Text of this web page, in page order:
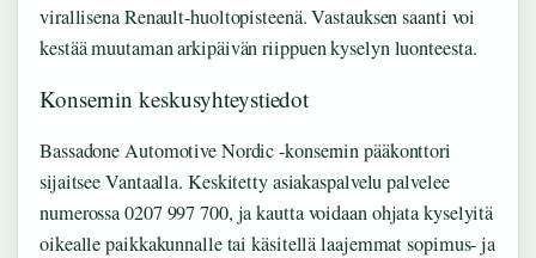
virallisena Renault-huoltopisteenä. Vastauksen saanti voi
kestää muutaman arkipäivän riippuen kyselyn luonteesta.
Konsernin keskusyhteystiedot
Bassadone Automotive Nordic -konsernin pääkonttori
sijaitsee Vantaalla. Keskitetty asiakaspalvelu palvelee
numerossa 0207 997 700, ja kautta voidaan ohjata kyselyitä
oikealle paikkakunnalle tai käsitellä laajemmat sopimus- ja